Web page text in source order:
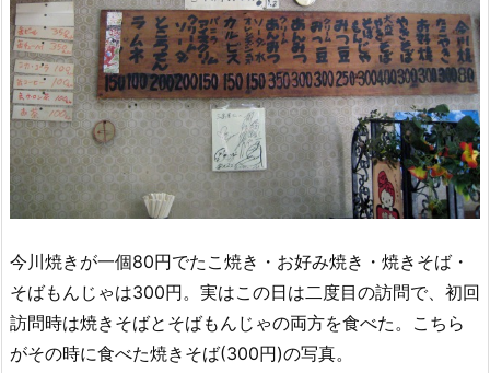
今川焼きが一個80円でたこ焼き・お好み焼き・焼きそば・
そばもんじゃは300円。実はこの日は二度目の訪問で、初回
訪問時は焼きそばとそばもんじゃの両方を食べた。こちら
がその時に食べた焼きそば(300円)の写真。